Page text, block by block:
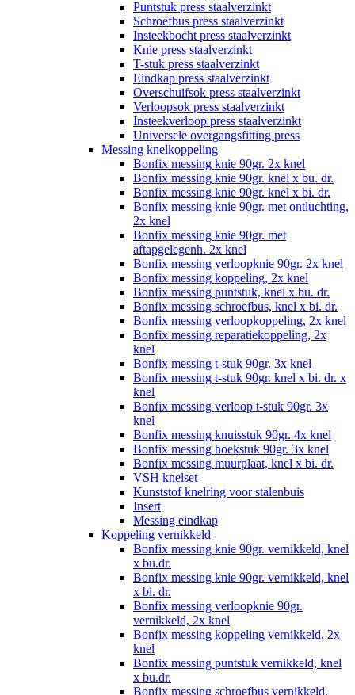
Puntstuk press staalverzinkt
Schroefbus press staalverzinkt
Insteekbocht press staalverzinkt
Knie press staalverzinkt
T-stuk press staalverzinkt
Eindkap press staalverzinkt
Overschuifsok press staalverzinkt
Verloopsok press staalverzinkt
Insteekverloop press staalverzinkt
Universele overgangsfitting press
Messing knelkoppeling
Bonfix messing knie 90gr. 2x knel
Bonfix messing knie 90gr. knel x bu. dr.
Bonfix messing knie 90gr. knel x bi. dr.
Bonfix messing knie 90gr. met ontluchting,
2x knel
Bonfix messing knie 90gr. met
aftapgelegenh. 2x knel
Bonfix messing verloopknie 90gr. 2x knel
Bonfix messing koppeling, 2x knel
Bonfix messing puntstuk, knel x bu. dr.
Bonfix messing schroefbus, knel x bi. dr.
Bonfix messing verloopkoppeling, 2x knel
Bonfix messing reparatiekoppeling, 2x
knel
Bonfix messing t-stuk 90gr. 3x knel
Bonfix messing t-stuk 90gr. knel x bi. dr. x
knel
Bonfix messing verloop t-stuk 90gr. 3x
knel
Bonfix messing knuisstuk 90gr. 4x knel
Bonfix messing hoekstuk 90gr. 3x knel
Bonfix messing muurplaat, knel x bi. dr.
VSH knelset
Kunststof knelring voor stalenbuis
Insert
Messing eindkap
Koppeling vernikkeld
Bonfix messing knie 90gr. vernikkeld, knel
x bu.dr.
Bonfix messing knie 90gr. vernikkeld, knel
x bi. dr.
Bonfix messing verloopknie 90gr.
vernikkeld, 2x knel
Bonfix messing koppeling vernikkeld, 2x
knel
Bonfix messing puntstuk vernikkeld, knel
x bu.dr.
Bonfix messing schroefbus vernikkeld,